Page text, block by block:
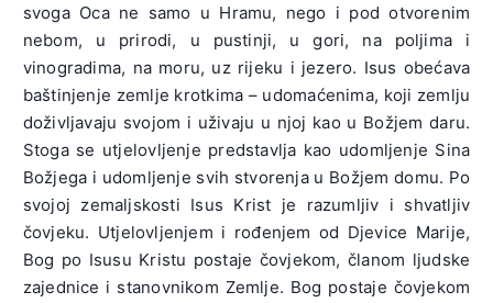
svoga Oca ne samo u Hramu, nego i pod otvorenim
nebom, u prirodi, u pustinji, u gori, na poljima i
vinogradima, na moru, uz rijeku i jezero. Isus obećava
baštinjenje zemlje krotkima – udomaćenima, koji zemlju
doživljavaju svojom i uživaju u njoj kao u Božjem daru.
Stoga se utjelovljenje predstavlja kao udomljenje Sina
Božjega i udomljenje svih stvorenja u Božjem domu. Po
svojoj zemaljskosti Isus Krist je razumljiv i shvatljiv
čovjeku. Utjelovljenjem i rođenjem od Djevice Marije,
Bog po Isusu Kristu postaje čovjekom, članom ljudske
zajednice i stanovnikom Zemlje. Bog postaje čovjekom